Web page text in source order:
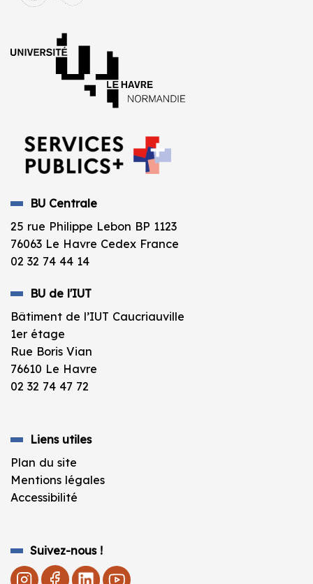
BU Centrale
25 rue Philippe Lebon BP 1123
76063 Le Havre Cedex France
02 32 74 44 14
BU de l'IUT
Bâtiment de l’IUT Caucriauville
1er étage
Rue Boris Vian
76610 Le Havre
02 32 74 47 72
Liens utiles
Plan du site
Mentions légales
Accessibilité
Suivez-nous !